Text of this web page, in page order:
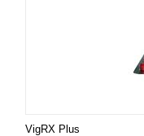
VigRX Plus